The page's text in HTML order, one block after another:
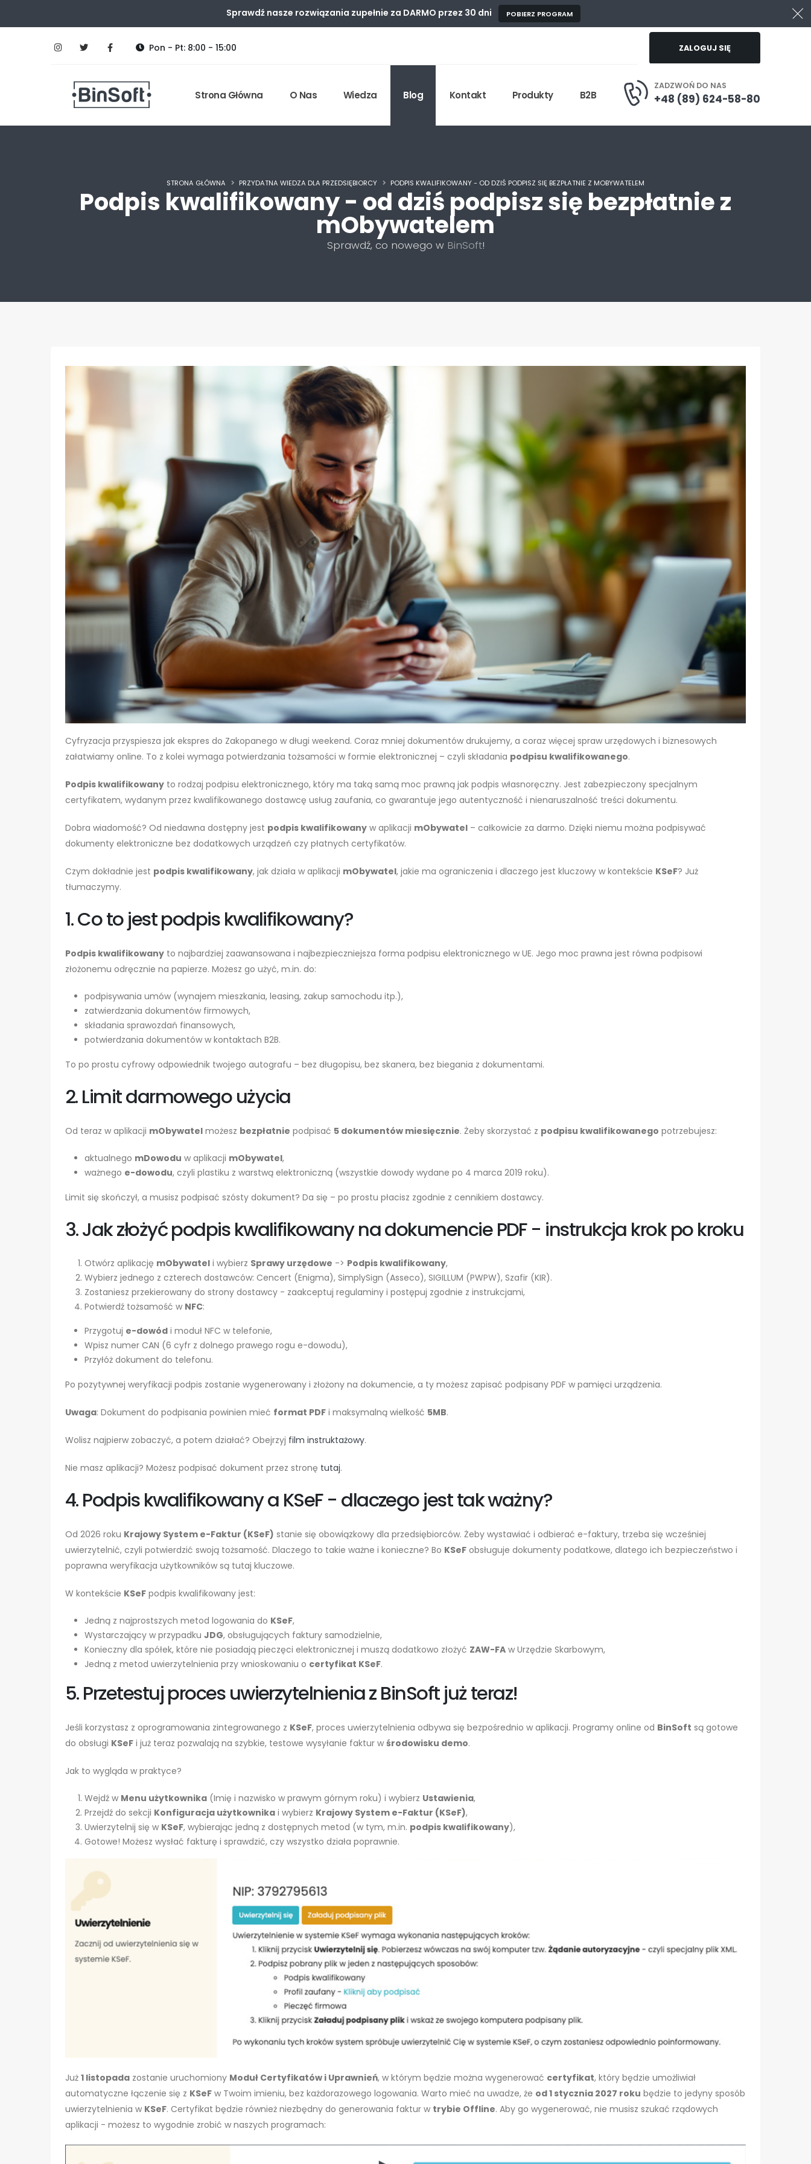
Sprawdź nasze rozwiązania zupełnie za DARMO przez 30 dni POBIERZ PROGRAM
Pon - Pt: 8:00 - 15:00 ZALOGUJ SIĘ
Strona Główna O Nas Wiedza Blog Kontakt Produkty B2B
ZADZWOŃ DO NAS
+48 (89) 624-58-80
Podpis kwalifikowany - od dziś podpisz się bezpłatnie z
mObywatelem
Sprawdź, co nowego w BinSoft!
STRONA GŁÓWNA PRZYDATNA WIEDZA DLA PRZEDSIĘBIORCY PODPIS KWALIFIKOWANY - OD DZIŚ PODPISZ SIĘ BEZPŁATNIE Z MOBYWATELEM
Cyfryzacja przyspiesza jak ekspres do Zakopanego w długi weekend. Coraz mniej dokumentów drukujemy, a coraz więcej spraw urzędowych i biznesowych
załatwiamy online. To z kolei wymaga potwierdzania tożsamości w formie elektronicznej – czyli składania podpisu kwalifikowanego.
Podpis kwalifikowany to rodzaj podpisu elektronicznego, który ma taką samą moc prawną jak podpis własnoręczny. Jest zabezpieczony specjalnym
certyfikatem, wydanym przez kwalifikowanego dostawcę usług zaufania, co gwarantuje jego autentyczność i nienaruszalność treści dokumentu.
Dobra wiadomość? Od niedawna dostępny jest podpis kwalifikowany w aplikacji mObywatel – całkowicie za darmo. Dzięki niemu można podpisywać
dokumenty elektroniczne bez dodatkowych urządzeń czy płatnych certyfikatów.
Czym dokładnie jest podpis kwalifikowany, jak działa w aplikacji mObywatel, jakie ma ograniczenia i dlaczego jest kluczowy w kontekście KSeF? Już
tłumaczymy.
1. Co to jest podpis kwalifikowany?
Podpis kwalifikowany to najbardziej zaawansowana i najbezpieczniejsza forma podpisu elektronicznego w UE. Jego moc prawna jest równa podpisowi
złożonemu odręcznie na papierze. Możesz go użyć, m.in. do:
podpisywania umów (wynajem mieszkania, leasing, zakup samochodu itp.),
zatwierdzania dokumentów firmowych,
składania sprawozdań finansowych,
potwierdzania dokumentów w kontaktach B2B.
To po prostu cyfrowy odpowiednik twojego autografu – bez długopisu, bez skanera, bez biegania z dokumentami.
2. Limit darmowego użycia
Od teraz w aplikacji mObywatel możesz bezpłatnie podpisać 5 dokumentów miesięcznie. Żeby skorzystać z podpisu kwalifikowanego potrzebujesz:
aktualnego mDowodu w aplikacji mObywatel,
ważnego e-dowodu, czyli plastiku z warstwą elektroniczną (wszystkie dowody wydane po 4 marca 2019 roku).
Limit się skończył, a musisz podpisać szósty dokument? Da się – po prostu płacisz zgodnie z cennikiem dostawcy.
3. Jak złożyć podpis kwalifikowany na dokumencie PDF - instrukcja krok po kroku
Otwórz aplikację mObywatel i wybierz Sprawy urzędowe -> Podpis kwalifikowany,
Wybierz jednego z czterech dostawców: Cencert (Enigma), SimplySign (Asseco), SIGILLUM (PWPW), Szafir (KIR).
Zostaniesz przekierowany do strony dostawcy - zaakceptuj regulaminy i postępuj zgodnie z instrukcjami,
Potwierdź tożsamość w NFC:
Przygotuj e-dowód i moduł NFC w telefonie,
Wpisz numer CAN (6 cyfr z dolnego prawego rogu e-dowodu),
Przyłóż dokument do telefonu.
Po pozytywnej weryfikacji podpis zostanie wygenerowany i złożony na dokumencie, a ty możesz zapisać podpisany PDF w pamięci urządzenia.
Uwaga: Dokument do podpisania powinien mieć format PDF i maksymalną wielkość 5MB.
Wolisz najpierw zobaczyć, a potem działać? Obejrzyj film instruktażowy.
Nie masz aplikacji? Możesz podpisać dokument przez stronę tutaj.
4. Podpis kwalifikowany a KSeF - dlaczego jest tak ważny?
Od 2026 roku Krajowy System e-Faktur (KSeF) stanie się obowiązkowy dla przedsiębiorców. Żeby wystawiać i odbierać e-faktury, trzeba się wcześniej
uwierzytelnić, czyli potwierdzić swoją tożsamość. Dlaczego to takie ważne i konieczne? Bo KSeF obsługuje dokumenty podatkowe, dlatego ich bezpieczeństwo i
poprawna weryfikacja użytkowników są tutaj kluczowe.
W kontekście KSeF podpis kwalifikowany jest:
Jedną z najprostszych metod logowania do KSeF,
Wystarczający w przypadku JDG, obsługujących faktury samodzielnie,
Konieczny dla spółek, które nie posiadają pieczęci elektronicznej i muszą dodatkowo złożyć ZAW-FA w Urzędzie Skarbowym,
Jedną z metod uwierzytelnienia przy wnioskowaniu o certyfikat KSeF.
5. Przetestuj proces uwierzytelnienia z BinSoft już teraz!
Jeśli korzystasz z oprogramowania zintegrowanego z KSeF, proces uwierzytelnienia odbywa się bezpośrednio w aplikacji. Programy online od BinSoft są gotowe
do obsługi KSeF i już teraz pozwalają na szybkie, testowe wysyłanie faktur w środowisku demo.
Jak to wygląda w praktyce?
Wejdź w Menu użytkownika (Imię i nazwisko w prawym górnym roku) i wybierz Ustawienia,
Przejdź do sekcji Konfiguracja użytkownika i wybierz Krajowy System e-Faktur (KSeF),
Uwierzytelnij się w KSeF, wybierając jedną z dostępnych metod (w tym, m.in. podpis kwalifikowany),
Gotowe! Możesz wysłać fakturę i sprawdzić, czy wszystko działa poprawnie.
Już 1 listopada zostanie uruchomiony Moduł Certyfikatów i Uprawnień, w którym będzie można wygenerować certyfikat, który będzie umożliwiał
automatyczne łączenie się z KSeF w Twoim imieniu, bez każdorazowego logowania. Warto mieć na uwadze, że od 1 stycznia 2027 roku będzie to jedyny sposób
uwierzytelnienia w KSeF. Certyfikat będzie również niezbędny do generowania faktur w trybie Offline. Aby go wygenerować, nie musisz szukać rządowych
aplikacji - możesz to wygodnie zrobić w naszych programach: